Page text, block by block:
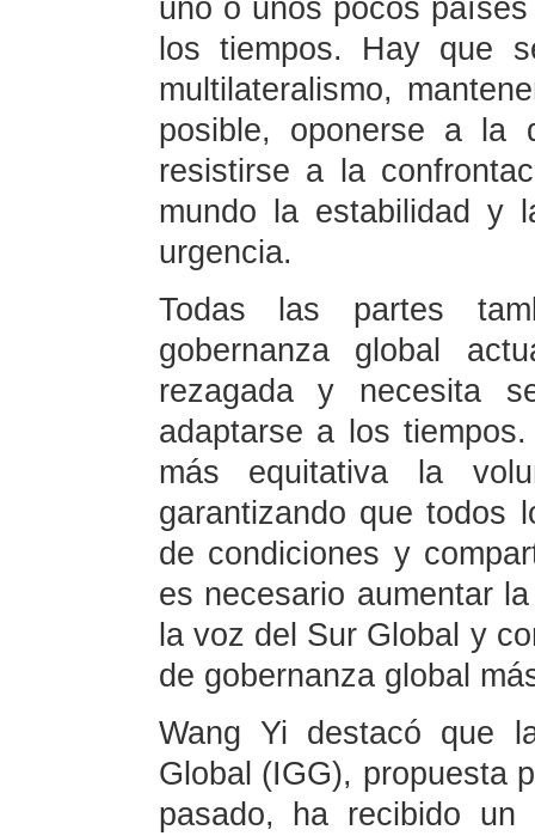
uno o unos pocos
los tiempos. Hay que
multilateralismo,
posible, oponerse a la
resistirse a la
mundo la estabilidad y
urgencia.
Todas las partes
gobernanza global
rezagada y necesita
adaptarse a los
más equitativa la
garantizando que todos
de condiciones y
es necesario aumentar
la voz del Sur Global y
de gobernanza global
Wang Yi destacó que
Global (IGG), propuesta
pasado, ha recibido un